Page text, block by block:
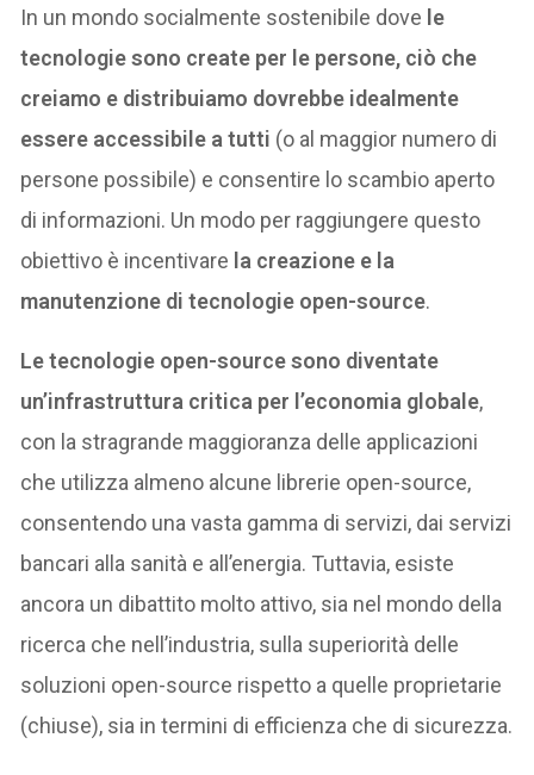
In un mondo socialmente sostenibile dove le
tecnologie sono create per le persone, ciò che
creiamo e distribuiamo dovrebbe idealmente
essere accessibile a tutti (o al maggior numero di
persone possibile) e consentire lo scambio aperto
di informazioni. Un modo per raggiungere questo
obiettivo è incentivare la creazione e la
manutenzione di tecnologie open-source.
Le tecnologie open-source sono diventate
un’infrastruttura critica per l’economia globale,
con la stragrande maggioranza delle applicazioni
che utilizza almeno alcune librerie open-source,
consentendo una vasta gamma di servizi, dai servizi
bancari alla sanità e all’energia. Tuttavia, esiste
ancora un dibattito molto attivo, sia nel mondo della
ricerca che nell’industria, sulla superiorità delle
soluzioni open-source rispetto a quelle proprietarie
(chiuse), sia in termini di efficienza che di sicurezza.